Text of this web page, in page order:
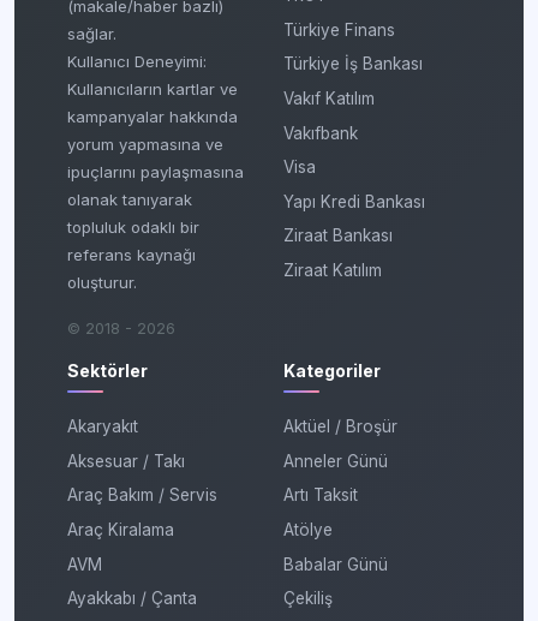
(makale/haber bazlı)
sağlar.
Kullanıcı Deneyimi:
Kullanıcıların kartlar ve
kampanyalar hakkında
yorum yapmasına ve
ipuçlarını paylaşmasına
olanak tanıyarak
topluluk odaklı bir
referans kaynağı
oluşturur.
© 2018 - 2026
Türkiye Finans
Türkiye İş Bankası
Vakıf Katılım
Vakıfbank
Visa
Yapı Kredi Bankası
Ziraat Bankası
Ziraat Katılım
Sektörler
Akaryakıt
Aksesuar / Takı
Araç Bakım / Servis
Araç Kiralama
AVM
Ayakkabı / Çanta
Kategoriler
Aktüel / Broşür
Anneler Günü
Artı Taksit
Atölye
Babalar Günü
Çekiliş